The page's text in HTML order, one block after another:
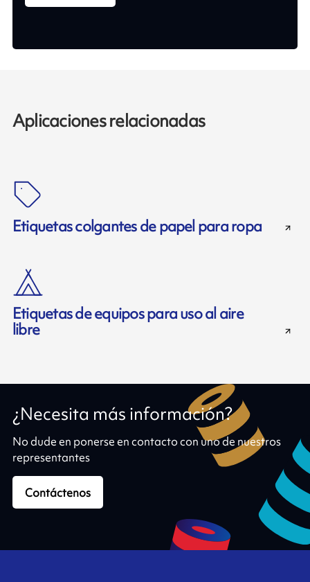
Aplicaciones relacionadas
Etiquetas colgantes de papel para ropa
Etiquetas de equipos para uso al aire
libre
¿Necesita más información?
No dude en ponerse en contacto con uno de nuestros
representantes
Contáctenos